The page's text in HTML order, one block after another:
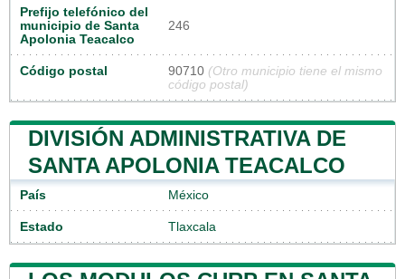
Prefijo telefónico del
municipio de Santa
Apolonia Teacalco
246
Código postal 90710 (Otro municipio tiene el mismo
código postal)
DIVISIÓN ADMINISTRATIVA DE
SANTA APOLONIA TEACALCO
País México
Estado Tlaxcala